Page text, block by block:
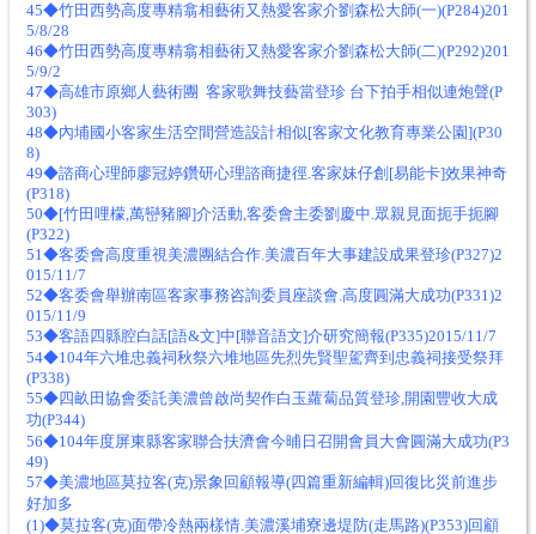
45◆竹田西勢高度專精翕相藝術又熱愛客家介劉森松大師(一)(P284)201
5/8/28
46◆竹田西勢高度專精翕相藝術又熱愛客家介劉森松大師(二)(P292)201
5/9/2
47◆高雄市原鄉人藝術團 客家歌舞技藝當登珍 台下拍手相似連炮聲(P
303)
48◆內埔國小客家生活空間營造設計相似[客家文化教育專業公園](P30
8)
49◆諮商心理師廖冠婷鑽研心理諮商捷徑.客家妹仔創[易能卡]效果神奇
(P318)
50◆[竹田哩檬,萬巒豬腳]介活動,客委會主委劉慶中.眾親見面扼手扼腳
(P322)
51◆客委會高度重視美濃團結合作.美濃百年大事建設成果登珍(P327)2
015/11/7
52◆客委會舉辦南區客家事務咨詢委員座談會.高度圓滿大成功(P331)2
015/11/9
53◆客語四縣腔白話[語&文]中[聯音語文]介研究簡報(P335)2015/11/7
54◆104年六堆忠義祠秋祭六堆地區先烈先賢聖駕齊到忠義祠接受祭拜
(P338)
55◆四畝田協會委託美濃曾啟尚契作白玉蘿蔔品質登珍,開園豐收大成
功(P344)
56◆104年度屏東縣客家聯合扶濟會今晡日召開會員大會圓滿大成功(P3
49)
57◆美濃地區莫拉客(克)景象回顧報導(四篇重新編輯)回復比災前進步
好加多
(1)◆莫拉客(克)面帶冷熱兩樣情.美濃溪埔寮邊堤防(走馬路)(P353)回顧